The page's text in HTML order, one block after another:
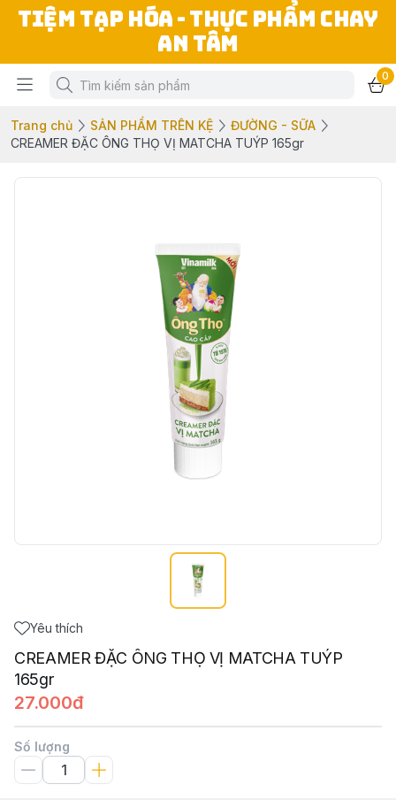
TIỆM TẠP HÓA - THỰC PHẨM CHAY
AN TÂM
0
Trang chủ SẢN PHẨM TRÊN KỆ
ĐƯỜNG - SỮA
CREAMER ĐẶC ÔNG THỌ VỊ MATCHA TUÝP 165gr
Yêu thích
CREAMER ĐẶC ÔNG THỌ VỊ MATCHA TUÝP
165gr
27.000đ
Số lượng